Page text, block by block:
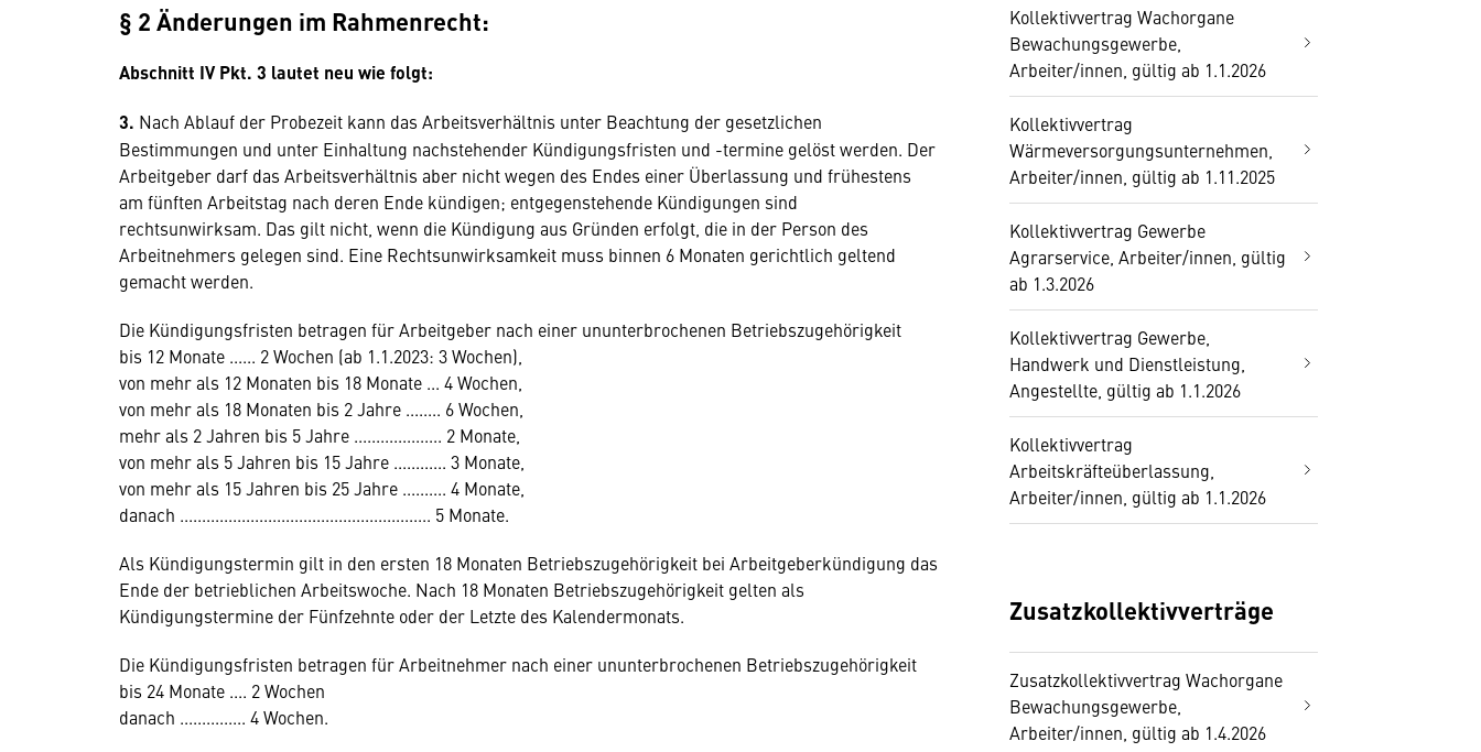
§ 2 Änderungen im Rahmenrecht:
Abschnitt IV Pkt. 3 lautet neu wie folgt:
3. Nach Ablauf der Probezeit kann das Arbeitsverhältnis unter Beachtung der gesetzlichen
Bestimmungen und unter Einhaltung nachstehender Kündigungsfristen und -termine gelöst werden. Der
Arbeitgeber darf das Arbeitsverhältnis aber nicht wegen des Endes einer Überlassung und frühestens
am fünften Arbeitstag nach deren Ende kündigen; entgegenstehende Kündigungen sind
rechtsunwirksam. Das gilt nicht, wenn die Kündigung aus Gründen erfolgt, die in der Person des
Arbeitnehmers gelegen sind. Eine Rechtsunwirksamkeit muss binnen 6 Monaten gerichtlich geltend
gemacht werden.
Die Kündigungsfristen betragen für Arbeitgeber nach einer ununterbrochenen Betriebszugehörigkeit
bis 12 Monate ...... 2 Wochen (ab 1.1.2023: 3 Wochen),
von mehr als 12 Monaten bis 18 Monate ... 4 Wochen,
von mehr als 18 Monaten bis 2 Jahre ........ 6 Wochen,
mehr als 2 Jahren bis 5 Jahre .................... 2 Monate,
von mehr als 5 Jahren bis 15 Jahre ............ 3 Monate,
von mehr als 15 Jahren bis 25 Jahre .......... 4 Monate,
danach ......................................................... 5 Monate.
Als Kündigungstermin gilt in den ersten 18 Monaten Betriebszugehörigkeit bei Arbeitgeberkündigung das
Ende der betrieblichen Arbeitswoche. Nach 18 Monaten Betriebszugehörigkeit gelten als
Kündigungstermine der Fünfzehnte oder der Letzte des Kalendermonats.
Die Kündigungsfristen betragen für Arbeitnehmer nach einer ununterbrochenen Betriebszugehörigkeit
bis 24 Monate .... 2 Wochen
danach ............... 4 Wochen.
Kollektivvertrag Wachorgane
Bewachungsgewerbe,
Arbeiter/innen, gültig ab 1.1.2026
Kollektivvertrag
Wärmeversorgungsunternehmen,
Arbeiter/innen, gültig ab 1.11.2025
Kollektivvertrag Gewerbe
Agrarservice, Arbeiter/innen, gültig
ab 1.3.2026
Kollektivvertrag Gewerbe,
Handwerk und Dienstleistung,
Angestellte, gültig ab 1.1.2026
Kollektivvertrag
Arbeitskräfteüberlassung,
Arbeiter/innen, gültig ab 1.1.2026
Zusatzkollektivverträge
Zusatzkollektivvertrag Wachorgane
Bewachungsgewerbe,
Arbeiter/innen, gültig ab 1.4.2026